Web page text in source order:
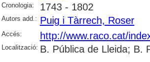
Cronologia: 1743 - 1802
Autors add.: Puig i Tàrrech, Roser
Accés: http://www.raco.cat/
Localització: B. Pública de Lleida; B.